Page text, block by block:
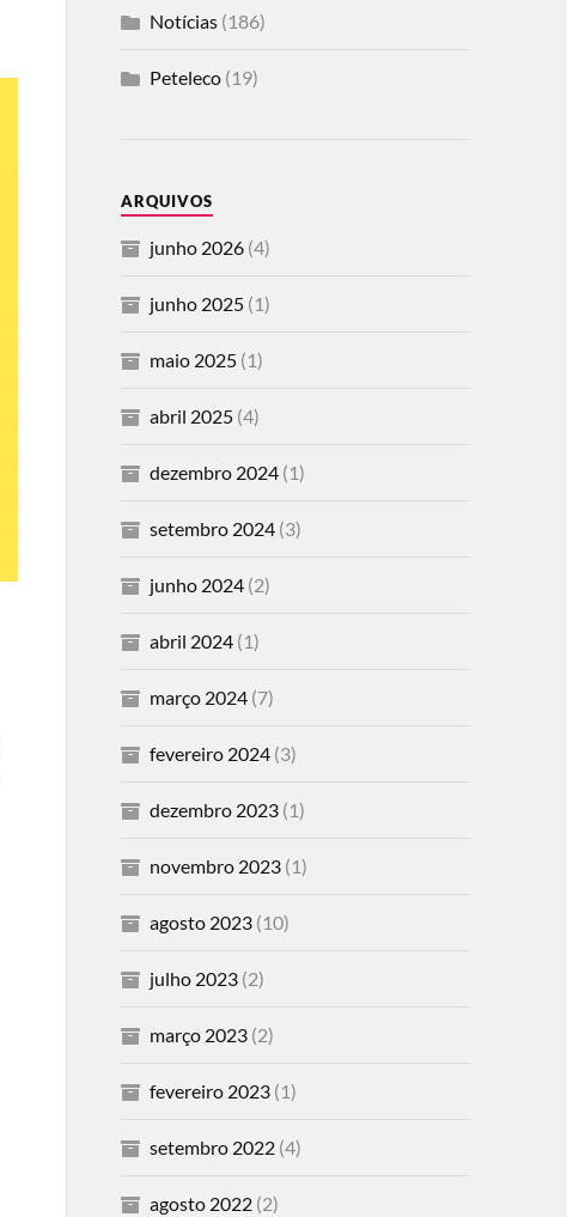
Notícias(186)
Peteleco(19)
ARQUIVOS
junho 2026(4)
junho 2025(1)
maio 2025(1)
abril 2025(4)
dezembro 2024(1)
setembro 2024(3)
junho 2024(2)
abril 2024(1)
março 2024(7)
fevereiro 2024(3)
dezembro 2023(1)
novembro 2023(1)
agosto 2023(10)
julho 2023(2)
março 2023(2)
fevereiro 2023(1)
setembro 2022(4)
agosto 2022(2)